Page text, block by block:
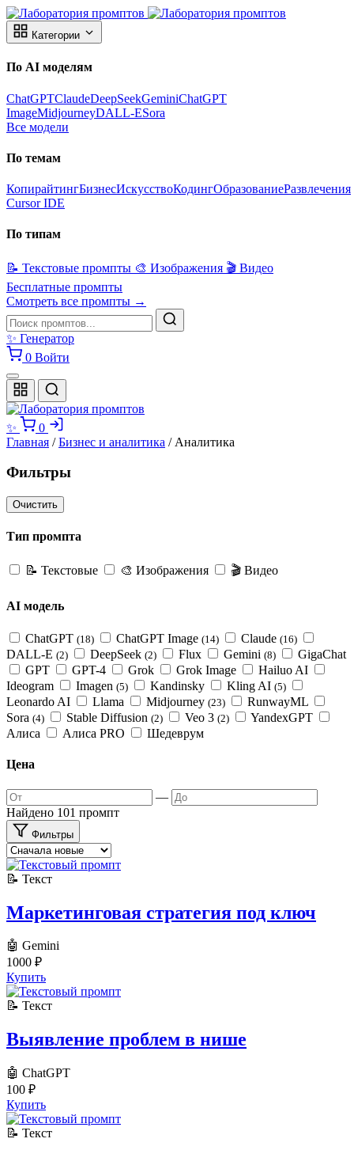
Категории
По AI моделям
ChatGPTClaudeDeepSeekGeminiChatGPT
ImageMidjourneyDALL-ESora
Все модели
По темам
КопирайтингБизнесИскусствоКодингОбразованиеРазвлечения
Cursor IDE
По типам
📝 Текстовые промпты 🎨 Изображения 🎬 Видео
Бесплатные промпты
Смотреть все промпты →
✨ Генератор
0 Войти
✨
0
Главная /Бизнес и аналитика / Аналитика
Фильтры
Очистить
Тип промпта
📝 Текстовые 🎨 Изображения 🎬 Видео
AI модель
ChatGPT (18) ChatGPT Image (14) Claude (16)
DALL-E (2) DeepSeek (2) Flux Gemini (8)
GigaChat
GPT
GPT-4 Grok Grok Image
Hailuo AI
Ideogram
Imagen (5) Kandinsky Kling AI (5)
Leonardo AI Llama Midjourney (23)
RunwayML
Sora (4) Stable Diffusion (2) Veo 3 (2)
YandexGPT
Алиса
Алиса PRO Шедеврум
Цена
—
Найдено 101 промпт
Фильтры
📝 Текст
Маркетинговая стратегия под ключ
🤖 Gemini
1000 ₽
Купить
📝 Текст
Выявление проблем в нише
🤖 ChatGPT
100 ₽
Купить
📝 Текст